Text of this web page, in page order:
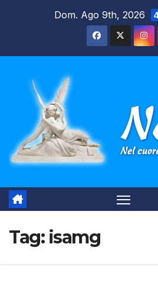
Dom. Ago 9th, 2026
Tag: isamg